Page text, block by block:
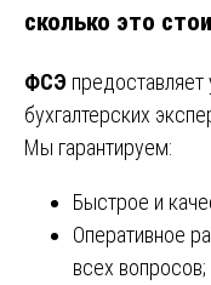
сколько это
ФСЭ
бухгалтерских
Мы гарантируем:
Быстрое и
Оперативное
всех вопросов;